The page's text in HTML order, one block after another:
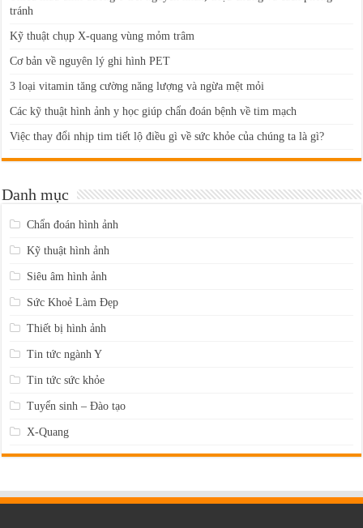
tránh
Kỹ thuật chụp X-quang vùng mỏm trâm
Cơ bản về nguyên lý ghi hình PET
3 loại vitamin tăng cường năng lượng và ngừa mệt mỏi
Các kỹ thuật hình ảnh y học giúp chẩn đoán bệnh về tim mạch
Việc thay đổi nhịp tim tiết lộ điều gì về sức khỏe của chúng ta là gì?
Danh mục
Chẩn đoán hình ảnh
Kỹ thuật hình ảnh
Siêu âm hình ảnh
Sức Khoẻ Làm Đẹp
Thiết bị hình ảnh
Tin tức ngành Y
Tin tức sức khỏe
Tuyển sinh – Đào tạo
X-Quang